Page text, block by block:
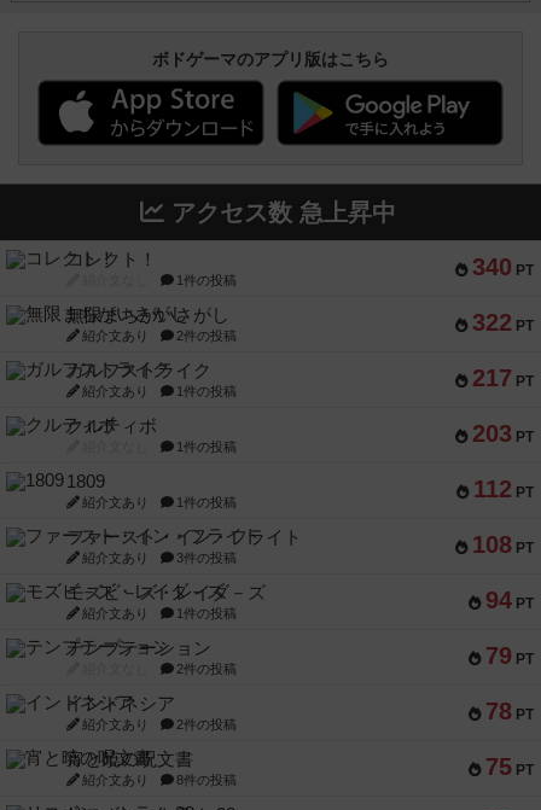
ボドゲーマのアプリ版はこちら
アクセス数 急上昇中
340 PT
コレクト！
1件の投稿
322 PT
無限まちがいさがし
紹介文あり 2件の投稿
217 PT
ガルフストライク
紹介文あり 1件の投稿
203 PT
クルティボ
1件の投稿
112 PT
1809
紹介文あり 1件の投稿
108 PT
ファースト・イン・フライト
紹介文あり 3件の投稿
94 PT
モズビ－ズ・レイダ－ズ
紹介文あり 1件の投稿
79 PT
テンプテーション
2件の投稿
78 PT
インドネシア
紹介文あり 2件の投稿
75 PT
宵と暁の呪文書
紹介文あり 8件の投稿